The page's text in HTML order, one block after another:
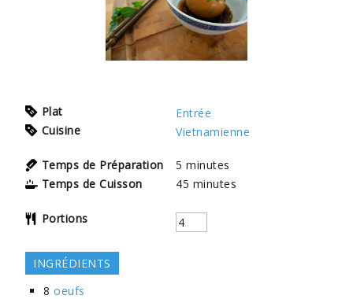
Plat
Entrée
Cuisine
Vietnamienne
Temps de Préparation 5 minutes
Temps de Cuisson
45 minutes
Portions
INGRÉDIENTS
8 oeufs